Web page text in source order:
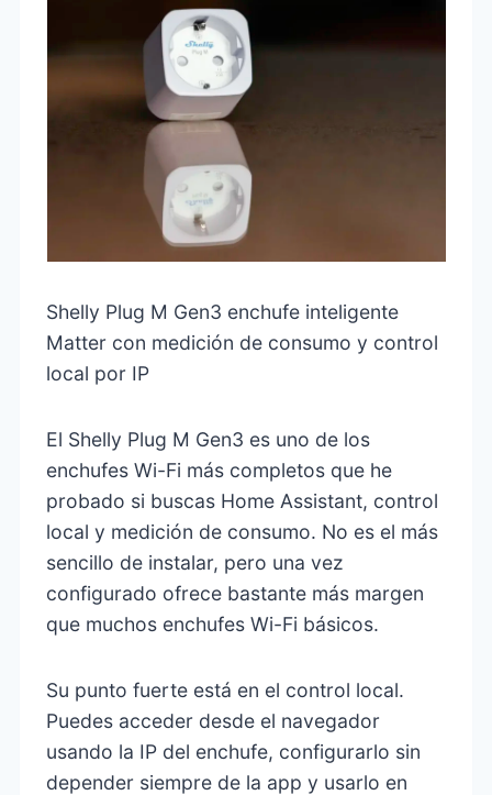
Shelly Plug M Gen3 enchufe inteligente
Matter con medición de consumo y control
local por IP
El Shelly Plug M Gen3 es uno de los
enchufes Wi-Fi más completos que he
probado si buscas Home Assistant, control
local y medición de consumo. No es el más
sencillo de instalar, pero una vez
configurado ofrece bastante más margen
que muchos enchufes Wi-Fi básicos.
Su punto fuerte está en el control local.
Puedes acceder desde el navegador
usando la IP del enchufe, configurarlo sin
depender siempre de la app y usarlo en